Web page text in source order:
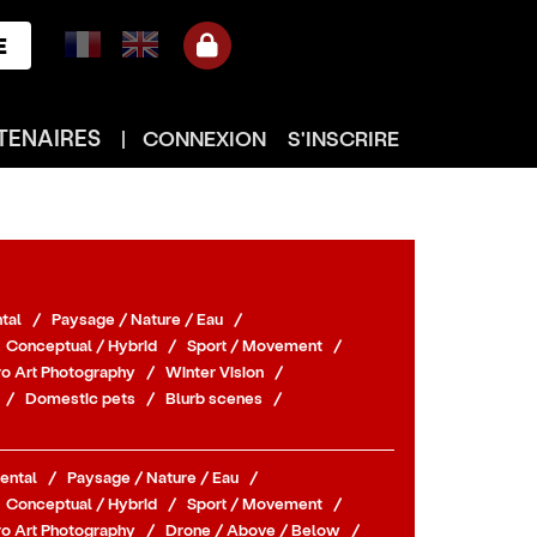
| CONNEXION S'INSCRIRE
/ Paysage / Nature / Eau
/
Conceptual / Hybrid / Sport / Movement
/
Art Photography / Winter Vision
/
/ Domestic pets / Blurb scenes
/
/ Paysage / Nature / Eau
/
Conceptual / Hybrid / Sport / Movement
/
Art Photography / Drone / Above / Below
/